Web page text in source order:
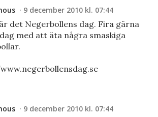
9 december 2010 kl. 07:44
det Negerbollens dag. Fira gärna
med att äta några smaskiga
9 december 2010 kl. 07:44